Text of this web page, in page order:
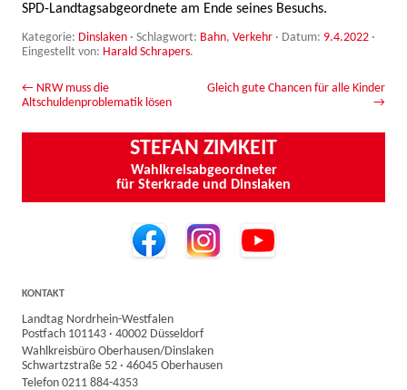
SPD-Landtagsabgeordnete am Ende seines Besuchs.
Kategorie: Dinslaken · Schlagwort: Bahn, Verkehr · Datum: 9.4.2022 ·
Eingestellt von: Harald Schrapers.
Beitrags-Navigation
← NRW muss die
Altschuldenproblematik lösen
Gleich gute Chancen für alle Kinder
→
STEFAN ZIMKEIT
Wahlkreisabgeordneter
für Sterkrade und Dinslaken
KONTAKT
Landtag Nordrhein-Westfalen
Postfach 101143 · 40002 Düsseldorf
Wahlkreisbüro Oberhausen/Dinslaken
Schwartzstraße 52 · 46045 Oberhausen
Telefon 0211 884-4353